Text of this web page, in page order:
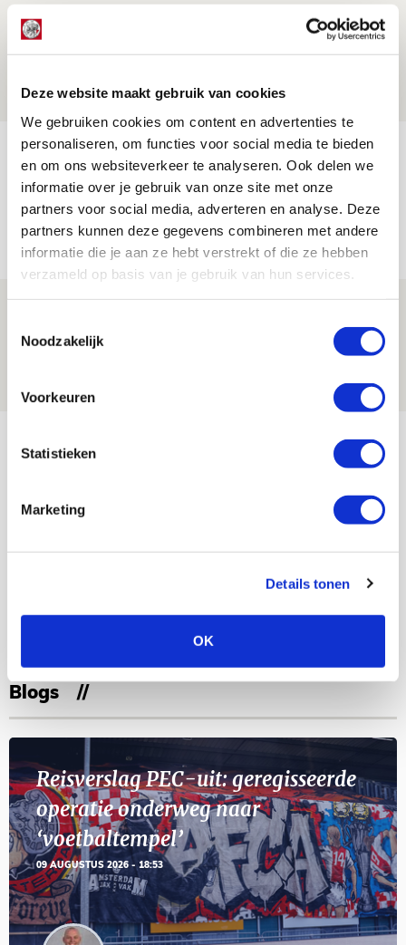
Deze website maakt gebruik van cookies
We gebruiken cookies om content en advertenties te
personaliseren, om functies voor social media te bieden
en om ons websiteverkeer te analyseren. Ook delen we
informatie over je gebruik van onze site met onze
partners voor social media, adverteren en analyse. Deze
partners kunnen deze gegevens combineren met andere
informatie die je aan ze hebt verstrekt of die ze hebben
verzameld op basis van je gebruik van hun services.
Noodzakelijk
Voorkeuren
Statistieken
Marketing
Details tonen
OK
Beleef avond vol gezelligheid tijdens
Geef Mij Maar Amsterdam!
EVENT
Reisverslag PEC-uit: geregisseerde
operatie onderweg naar
‘voetbaltempel’
09 AUGUSTUS 2026 - 18:53
BLOG
dat steeds beter wordt
Selectiedag ballenjongens/-meiden
SEP
Blogs
Reisverslag PEC-uit: geregisseerde
operatie onderweg naar
‘voetbaltempel’
09 AUGUSTUS 2026 - 18:53